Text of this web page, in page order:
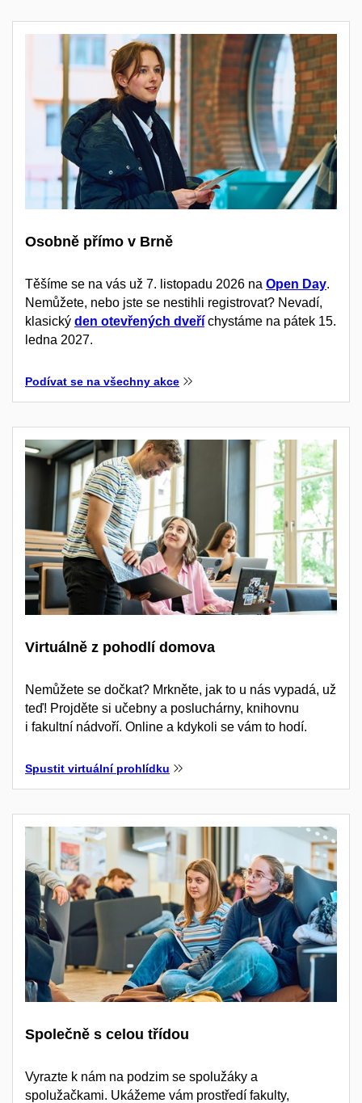
Osobně přímo v Brně
Těšíme se na vás už 7. listopadu 2026 na Open Day.
Nemůžete, nebo jste se nestihli registrovat? Nevadí,
klasický den otevřených dveří chystáme na pátek 15.
ledna 2027.
Podívat se na všechny akce
Virtuálně z pohodlí domova
Nemůžete se dočkat? Mrkněte, jak to u nás vypadá, už
teď! Projděte si učebny a posluchárny, knihovnu
i fakultní nádvoří. Online a kdykoli se vám to hodí.
Spustit virtuální prohlídku
Společně s celou třídou
Vyrazte k nám na podzim se spolužáky a
spolužačkami. Ukážeme vám prostředí fakulty,